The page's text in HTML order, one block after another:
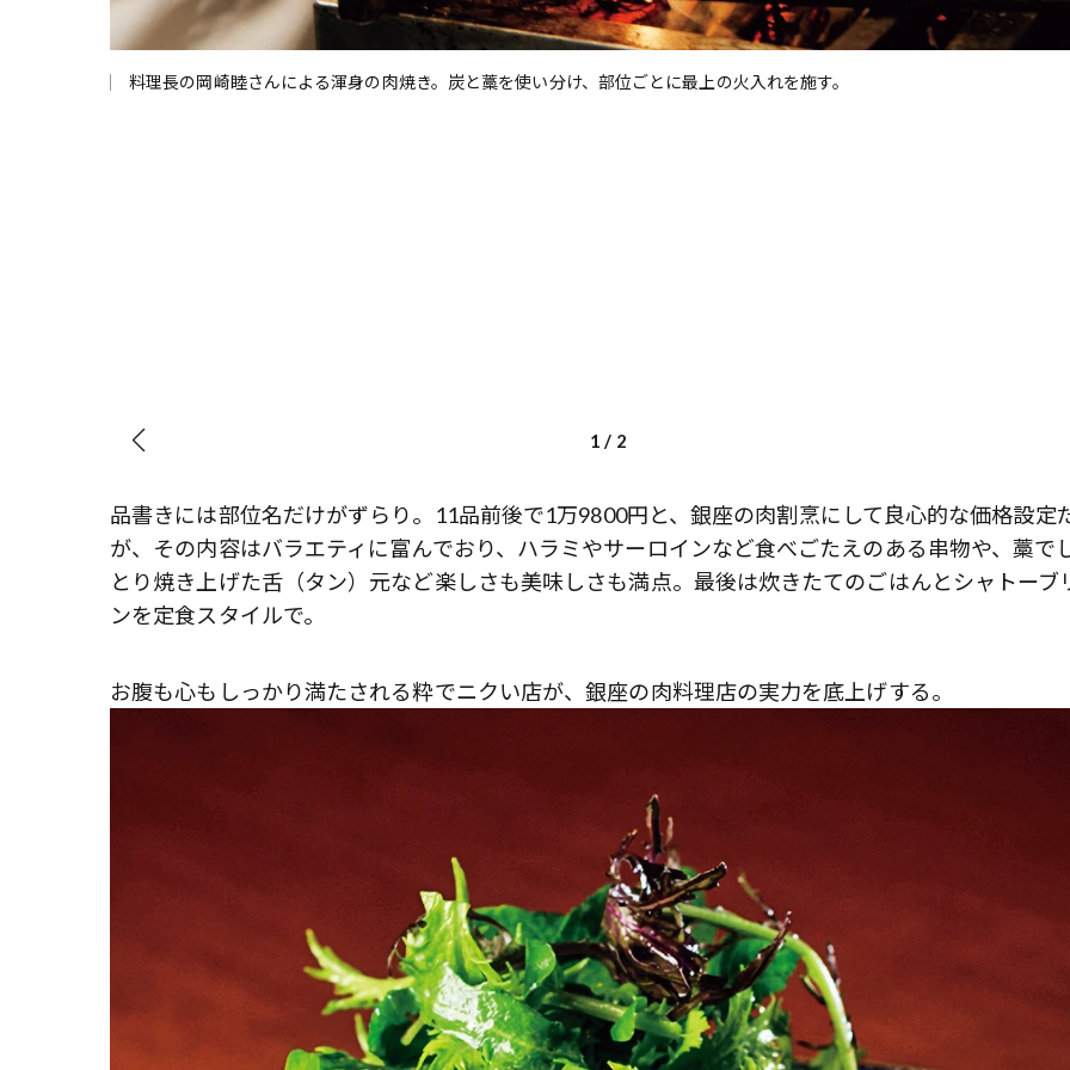
料理長の岡崎睦さんによる渾身の肉焼き。炭と藁を使い分け、部位ごとに最上の火入れを施す。
1 / 2
品書きには部位名だけがずらり。11品前後で1万9800円と、銀座の肉割烹にして良心的な価格設定
が、その内容はバラエティに富んでおり、ハラミやサーロインなど食べごたえのある串物や、藁で
とり焼き上げた舌（タン）元など楽しさも美味しさも満点。最後は炊きたてのごはんとシャトーブ
ンを定食スタイルで。
お腹も心もしっかり満たされる粋でニクい店が、銀座の肉料理店の実力を底上げする。